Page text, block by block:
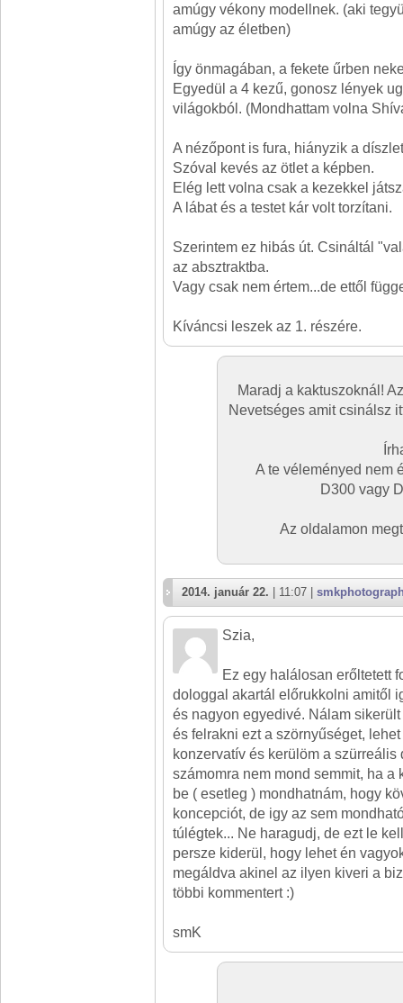
amúgy vékony modellnek. (aki
amúgy az életben)
Így önmagában, a fekete űrben
Egyedül a 4 kezű, gonosz lények
világokból. (Mondhattam volna
A nézőpont is fura, hiányzik a
Szóval kevés az ötlet a képben.
Elég lett volna csak a kezekkel
A lábat és a testet kár volt torzítani.
Szerintem ez hibás út. Csináltál
az absztraktba.
Vagy csak nem értem...de ettől
Kíváncsi leszek az 1. részére.
Maradj a kaktuszoknál!
Nevetséges amit csinálsz
A te véleményed nem
D300 vagy
Az oldalamon
2014. január 22. | 11:07 |
Szia,
Ez egy halálosan erőltetett
dologgal akartál előrukkolni amitől
és nagyon egyedivé. Nálam
és felrakni ezt a szörnyűséget,
konzervatív és kerülöm a szürreális
számomra nem mond semmit, ha a
be ( esetleg ) mondhatnám, hogy
koncepciót, de igy az sem
túlégtek... Ne haragudj, de ezt le
persze kiderül, hogy lehet én
megáldva akinel az ilyen kiveri a
többi kommentert :)
smK